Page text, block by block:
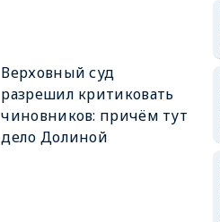
Верховный суд
разрешил критиковать
чиновников: причём тут
дело Долиной